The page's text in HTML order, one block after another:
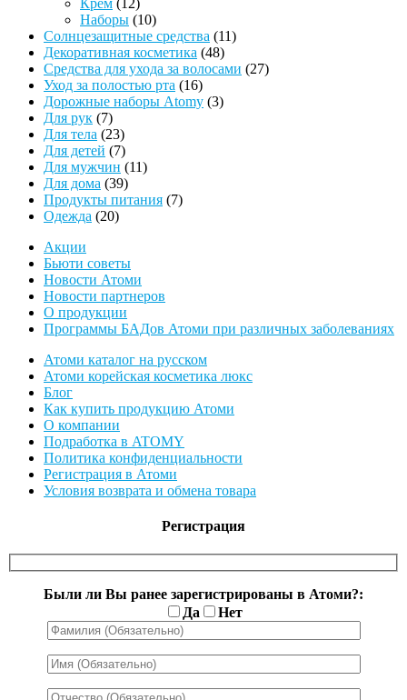
товаров
Наборы 1010
товаров
Солнцезащитные средства 1111
Декоративная косметика 4848
товаров
Средства для ухода за волосами 2727
Уход за полостью рта 1616
товаров
Дорожные наборы Atomy 33
Для рук 77
товаров
Для тела 2323
товара
Для детей 77
товаров
Для мужчин 1111
Для дома 3939
товаров
Продукты питания 77
Одежда 2020
Акции
Бьюти советы
Новости Атоми
Новости партнеров
О продукции
Программы БАДов Атоми при различных заболеваниях
Атоми каталог на русском
Атоми корейская косметика люкс
Блог
Как купить продукцию Атоми
О компании
Подработка в ATOMY
Политика конфиденциальности
Регистрация в Атоми
Условия возврата и обмена товара
Регистрация
Были ли Вы ранее зарегистрированы в Атоми?:
Да
Нет